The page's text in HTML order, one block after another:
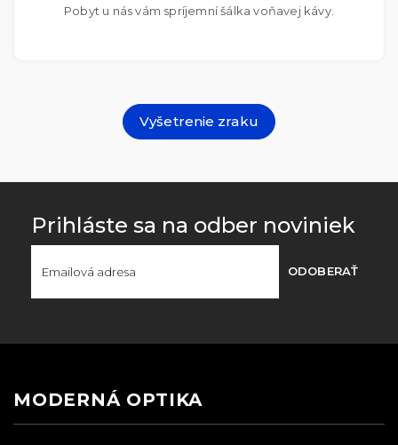
Pobyt u nás vám spríjemní šálka voňavej kávy.
Vyšetrenie zraku
Prihláste sa na odber noviniek
ODOBERAŤ
MODERNÁ OPTIKA